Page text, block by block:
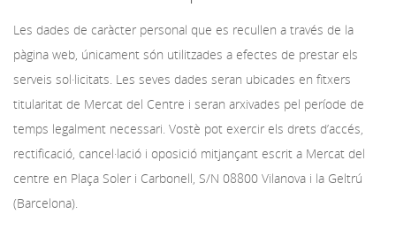
Les dades de caràcter personal que es recullen a través de la
pàgina web, únicament són utilitzades a efectes de prestar els
serveis sol·licitats. Les seves dades seran ubicades en fitxers
titularitat de Mercat del Centre i seran arxivades pel període de
temps legalment necessari. Vostè pot exercir els drets d’accés,
rectificació, cancel·lació i oposició mitjançant escrit a Mercat del
centre en Plaça Soler i Carbonell, S/N 08800 Vilanova i la Geltrú
(Barcelona).